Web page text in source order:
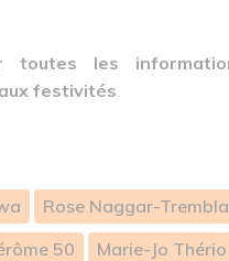
toutes les
festivités
Rose Naggar-
50 Marie-Jo Thério